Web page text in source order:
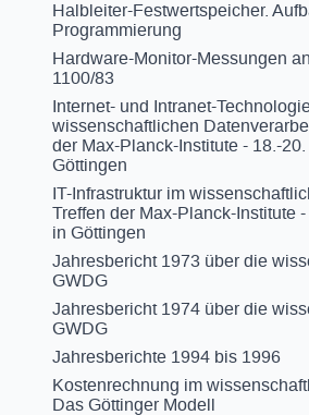
Halbleiter-Festwertspeicher.
Programmierung
Hardware-Monitor-Messungen
1100/83
Internet- und Intranet-
wissenschaftlichen
der Max-Planck-Institute - 18.-
Göttingen
IT-Infrastruktur im
Treffen der Max-Planck-Institute
in Göttingen
Jahresbericht 1973 über die
GWDG
Jahresbericht 1974 über die
GWDG
Jahresberichte 1994 bis 1996
Kostenrechnung im
Das Göttinger Modell